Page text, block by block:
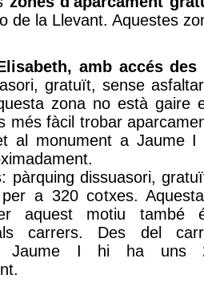
de la Llevant. Aquestes
amb accés
gratuït, sense
zona no està gaire
més fàcil trobar
al monument a Jaume
: pàrquing dissuasori,
a 320 cotxes.
aquest motiu també
carrers. Des del
Jaume I hi ha uns